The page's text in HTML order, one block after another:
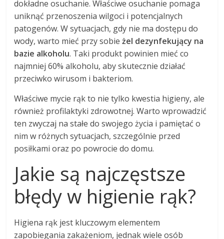
dokładne osuchanie. Właściwe osuchanie pomaga
uniknąć przenoszenia wilgoci i potencjalnych
patogenów. W sytuacjach, gdy nie ma dostępu do
wody, warto mieć przy sobieżel dezynfekujący na
bazie alkoholu. Taki produkt powinien mieć co
najmniej 60% alkoholu, aby skutecznie działać
przeciwko wirusom i bakteriom.
Właściwe mycie rąk to nie tylko kwestia higieny, ale
również profilaktyki zdrowotnej. Warto wprowadzić
ten zwyczaj na stałe do swojego życia i pamiętać o
nim w różnych sytuacjach, szczególnie przed
posiłkami oraz po powrocie do domu.
Jakie są najczęstsze
błędy w higienie rąk?
Higiena rąk jest kluczowym elementem
zapobiegania zakażeniom, jednak wiele osób